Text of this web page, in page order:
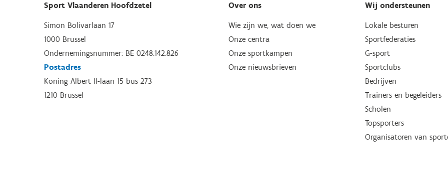
Sport Vlaanderen Hoofdzetel
Simon Bolivarlaan 17
1000 Brussel
Ondernemingsnummer: BE 0248.142.826
Postadres
Koning Albert II-laan 15 bus 273
1210 Brussel
Over ons
Wie zijn we, wat doen we
Onze centra
Onze sportkampen
Onze nieuwsbrieven
Wij ondersteunen
Lokale besturen
Sportfederaties
G-sport
Sportclubs
Bedrijven
Trainers en begeleiders
Scholen
Topsporters
Organisatoren van